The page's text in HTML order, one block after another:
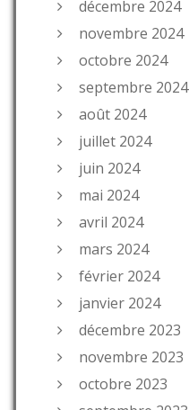
décembre 2024
novembre 2024
octobre 2024
septembre 2024
août 2024
juillet 2024
juin 2024
mai 2024
avril 2024
mars 2024
février 2024
janvier 2024
décembre 2023
novembre 2023
octobre 2023